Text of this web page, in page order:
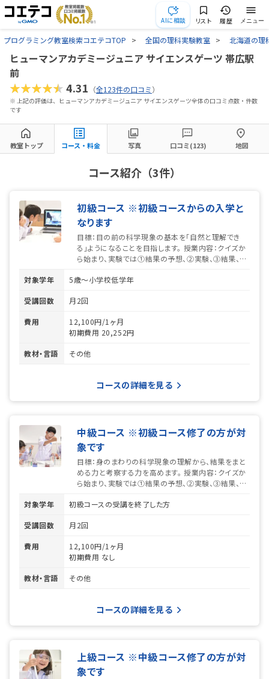
AIに相談 リスト 履歴 メニュー
プログラミング教室検索コエテコTOP 全国の理科実験教室 北海道の理
ヒューマンアカデミージュニア サイエンスゲーツ 帯広駅
前
★★★★★4.31 （全123件の口コミ）
※ 上記の評価は、ヒューマンアカデミージュニア サイエンスゲーツ全体の口コミ点数・件数
です
教室トップ コース・料金 写真 口コミ(123) 地図
コース紹介（3件）
初級コース ※初級コースからの入学と
なります
目標：目の前の科学現象の基本を「自然と理解でき
る」ようになることを目指します。 授業内容：クイズか
ら始まり、実験では①結果の予想、②実験、③結果、④
対象学年
5歳～小学校低学年
受講回数 月2回
費用
12,100円/1ヶ月
初期費用 20,252円
教材・言語 その他
コースの詳細を見る
中級コース ※初級コース修了の方が対
象です
目標：身のまわりの科学現象の理解から、結果をまと
める力と考察する力を高めます。 授業内容：クイズか
ら始まり、実験では①結果の予想、②実験、③結果、④
対象学年
初級コースの受講を終了した方
受講回数 月2回
費用
12,100円/1ヶ月
初期費用 なし
教材・言語 その他
コースの詳細を見る
上級コース ※中級コース修了の方が対
象です